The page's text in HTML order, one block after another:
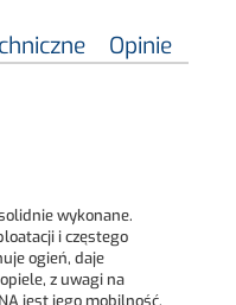
Opinie
wykonane.
i częstego
ogień, daje
z uwagi na